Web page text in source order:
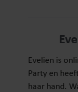
Evelien is
Party en
haar hand.